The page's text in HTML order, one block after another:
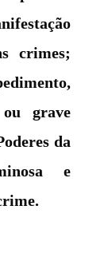
crimes;
grave
da
e